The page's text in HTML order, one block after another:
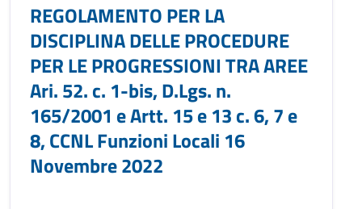
REGOLAMENTO PER LA
DISCIPLINA DELLE PROCEDURE
PER LE PROGRESSIONI TRA AREE
Ari. 52. c. 1-bis, D.Lgs. n.
165/2001 e Artt. 15 e 13 c. 6, 7 e
8, CCNL Funzioni Locali 16
Novembre 2022